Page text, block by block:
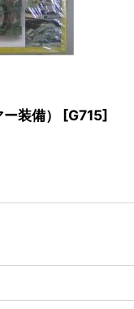
装備） [G715]